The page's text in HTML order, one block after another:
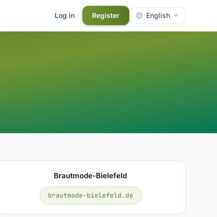
Log in Register English
Brautmode-Bielefeld
brautmode-bielefeld.de